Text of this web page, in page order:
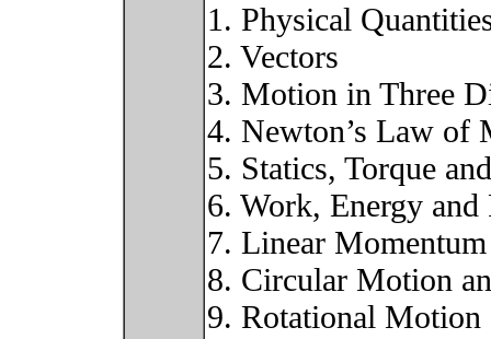
1. Physical
2. Vectors
3. Motion in Three
4. Newton’s Law of
5. Statics, Torque
6. Work, Energy and
7. Linear Momentum
8. Circular Motion
9. Rotational